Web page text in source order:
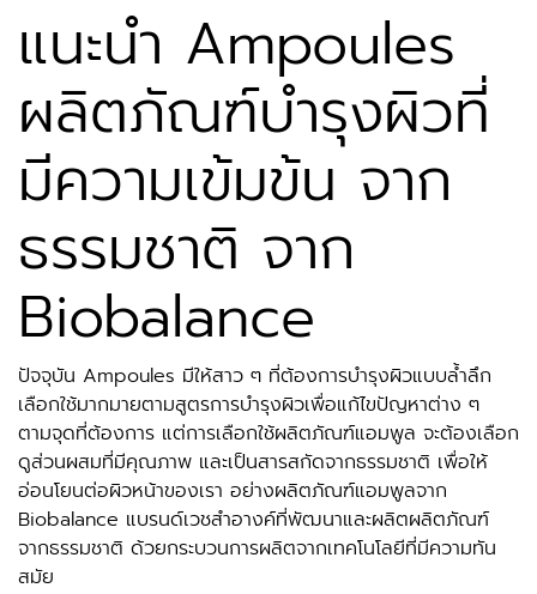
แนะนำ Ampoules
ผลิตภัณฑ์บำรุงผิวที่
มีความเข้มข้น จาก
ธรรมชาติ จาก
Biobalance
ปัจจุบัน Ampoules มีให้สาว ๆ ที่ต้องการบำรุงผิวแบบล้ำลึก
เลือกใช้มากมายตามสูตรการบำรุงผิวเพื่อแก้ไขปัญหาต่าง ๆ
ตามจุดที่ต้องการ แต่การเลือกใช้ผลิตภัณฑ์แอมพูล จะต้องเลือก
ดูส่วนผสมที่มีคุณภาพ และเป็นสารสกัดจากธรรมชาติ เพื่อให้
อ่อนโยนต่อผิวหน้าของเรา อย่างผลิตภัณฑ์แอมพูลจาก
Biobalance แบรนด์เวชสําอางค์ที่พัฒนาและผลิตผลิตภัณฑ์
จากธรรมชาติ ด้วยกระบวนการผลิตจากเทคโนโลยีที่มีความทัน
สมัย